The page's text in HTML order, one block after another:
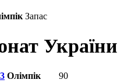
Запас
України
Олімпік
90